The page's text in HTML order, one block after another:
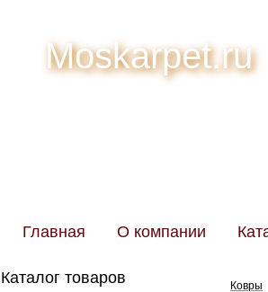
Moskarpet.ru
Главная О компании
Каталог товаров Ковры